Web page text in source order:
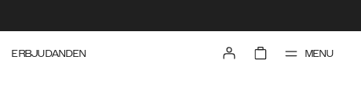
ERBJUDANDEN MENU